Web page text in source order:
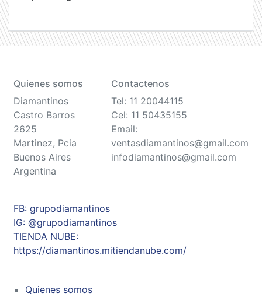
Quienes somos
Diamantinos
Castro Barros
2625
Martinez, Pcia
Buenos Aires
Argentina
Contactenos
Tel: 11 20044115
Cel: 11 50435155
Email:
ventasdiamantinos@gmail.com
infodiamantinos@gmail.com
FB: grupodiamantinos
IG: @grupodiamantinos
TIENDA NUBE:
https://diamantinos.mitiendanube.com/
Quienes somos